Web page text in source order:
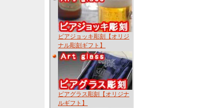
ビアジョッキ彫刻【オリジ
ナル彫刻ギフト】
ビアグラス彫刻【オリジナ
ルギフト】